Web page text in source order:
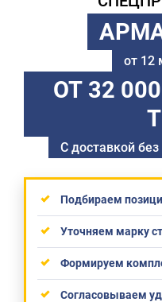
от 12
ОТ 32
С доставкой
Подбираем
Уточняем марку
Формируем
Согласовываем